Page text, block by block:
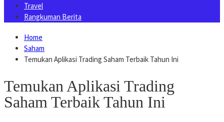
Travel
Rangkuman Berita
Home
Saham
Temukan Aplikasi Trading Saham Terbaik Tahun Ini
Temukan Aplikasi Trading
Saham Terbaik Tahun Ini